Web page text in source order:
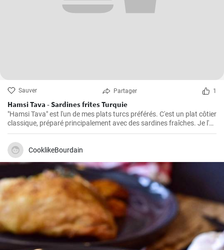
Sauver Partager 1
Hamsi Tava - Sardines frites Turquie
"Hamsi Tava" est l'un de mes plats turcs préférés. C'est un plat côtier
classique, préparé principalement avec des sardines fraîches. Je l'ai
découvert pour la première fois lors de mon voyage sur la côte de la
mer Noire en Turquie et j'ai été impressionné par sa simplicité et son
goût délicieux. Les sardines sont tournées dans de la semoule de
maïs et frites jusqu'à ce qu'elles soient croustillantes.
CooklikeBourdain